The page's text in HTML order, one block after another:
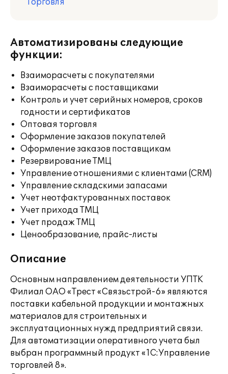
Торговля
Автоматизированы следующие
функции:
Взаиморасчеты с покупателями
Взаиморасчеты с поставщиками
Контроль и учет серийных номеров, сроков
годности и сертификатов
Оптовая торговля
Оформление заказов покупателей
Оформление заказов поставщикам
Резервирование ТМЦ
Управление отношениями с клиентами (CRM)
Управление складскими запасами
Учет неотфактурованных поставок
Учет прихода ТМЦ
Учет продаж ТМЦ
Ценообразование, прайс-листы
Описание
Основным направлением деятельности УПТК
Филиал ОАО «Трест «Связьстрой-6» являются
поставки кабельной продукции и монтажных
материалов для строительных и
эксплуатационных нужд предприятий связи.
Для автоматизации оперативного учета был
выбран программный продукт «1С:Управление
торговлей 8».